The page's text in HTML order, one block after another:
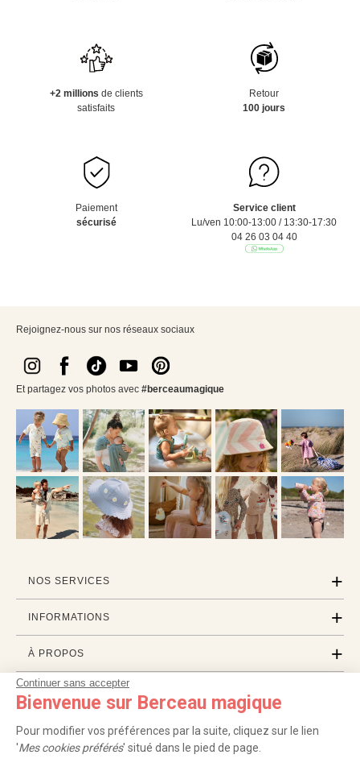
Continuer sans accepter
Bienvenue sur Berceau magique
Pour modifier vos préférences par la suite, cliquez sur le lien
'Mes cookies préférés' situé dans le pied de page.
+2 millions de clients
satisfaits
Retour
100 jours
Paiement
sécurisé
Service client
Lu/ven 10:00-13:00 / 13:30-17:30
04 26 03 04 40
Rejoignez-nous sur nos réseaux sociaux
Et partagez vos photos avec #berceaumagique
NOS SERVICES
INFORMATIONS
À PROPOS
PROFESSIONNELS
LISTES CADEAUX